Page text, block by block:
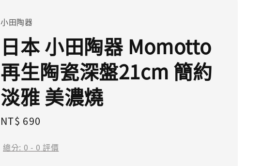
小田陶器
日本 小田陶器 Momotto
再生陶瓷深盤21cm 簡約
淡雅 美濃燒
Regular
NT$ 690
總分: 0 - 0 評價